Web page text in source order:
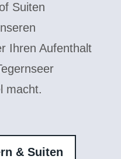
Suiten
Ihren Aufenthalt
macht.
& Suiten